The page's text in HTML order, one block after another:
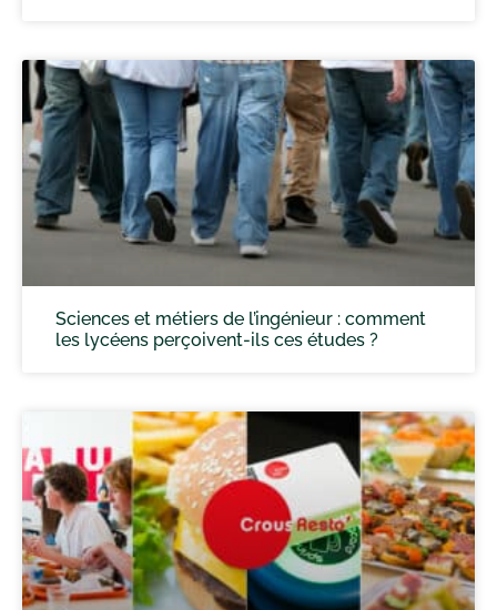
Sciences et métiers de l’ingénieur : comment
les lycéens perçoivent-ils ces études ?